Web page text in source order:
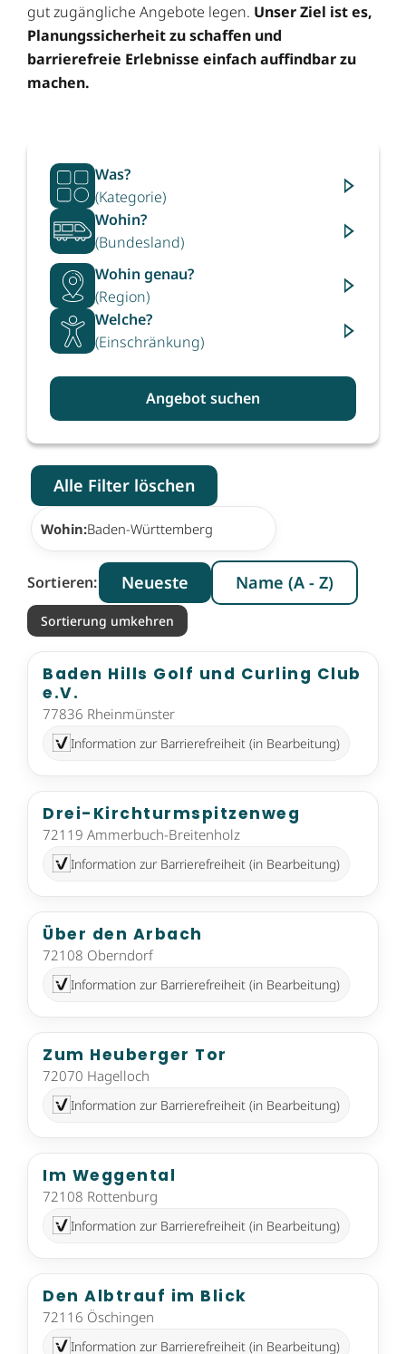
gut zugängliche Angebote legen. Unser Ziel ist es,
Planungssicherheit zu schaffen und
barrierefreie Erlebnisse einfach auffindbar zu
machen.
Was?
(Kategorie)
Wohin?
(Bundesland)
Wohin genau?
(Region)
Welche?
(Einschränkung)
Angebot suchen
Alle Filter löschen
Wohin:Baden-Württemberg
Sortieren: Neueste Name (A - Z)
Sortierung umkehren
Baden Hills Golf und Curling Club
e.V.
77836 Rheinmünster
Information zur Barrierefreiheit (in Bearbeitung)
Drei-Kirchturmspitzenweg
72119 Ammerbuch-Breitenholz
Information zur Barrierefreiheit (in Bearbeitung)
Über den Arbach
72108 Oberndorf
Information zur Barrierefreiheit (in Bearbeitung)
Zum Heuberger Tor
72070 Hagelloch
Information zur Barrierefreiheit (in Bearbeitung)
Im Weggental
72108 Rottenburg
Information zur Barrierefreiheit (in Bearbeitung)
Den Albtrauf im Blick
72116 Öschingen
Information zur Barrierefreiheit (in Bearbeitung)